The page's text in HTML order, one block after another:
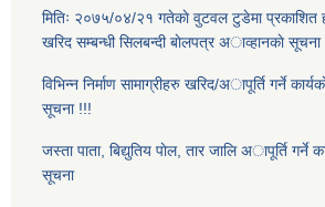
मितिः २०७५/०४/२१ गतेकाे वुटवल टुडेमा प्रकाशित
खरिद सम्बन्धी सिलबन्दी बाेलपत्र अाव्हानकाे सूचना
विभिन्न निर्माण सामाग्रीहरु खरिद/अापूर्ति गर्ने
सूचना !!!
जस्ता पाता, बिद्युतिय पाेल, तार जालि अापूर्ति गर्ने
सूचना